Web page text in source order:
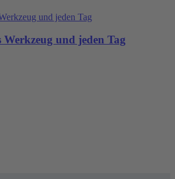
Werkzeug und jeden Tag